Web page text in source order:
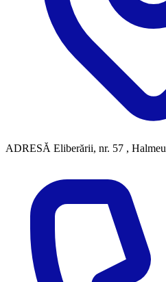
ADRESĂ Eliberării, nr. 57 , Halmeu